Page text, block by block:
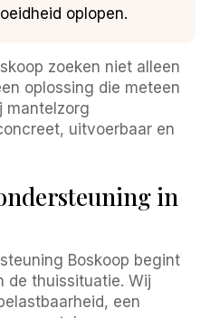
oplopen.
zoeken niet alleen
oplossing die meteen
mantelzorg
uitvoerbaar en
in
Boskoop begint
de thuissituatie. Wij
een